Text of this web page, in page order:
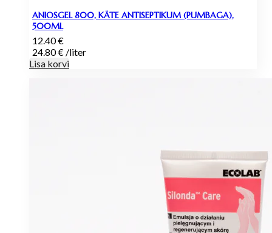
ANIOSGEL 800, KÄTE ANTISEPTIKUM (PUMBAGA),
500ML
12.40€
24.80€ /liter
Lisa korvi